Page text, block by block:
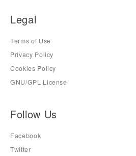
Legal
Terms of Use
Privacy Policy
Cookies Policy
GNU/GPL License
Follow Us
Facebook
Twitter